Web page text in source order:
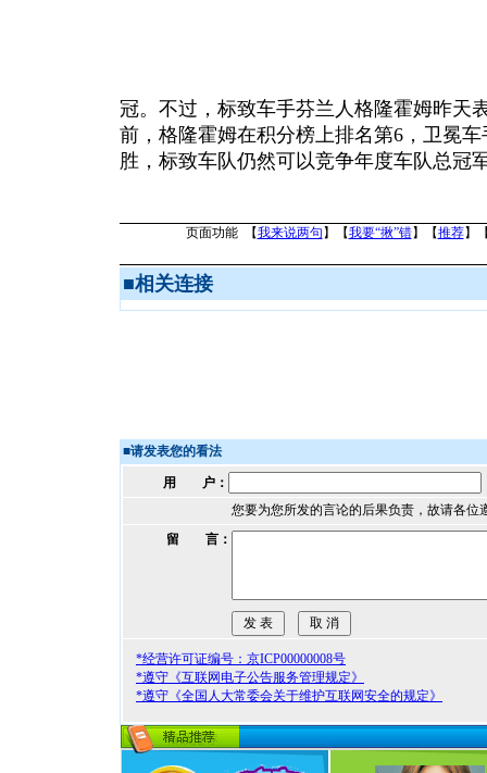
冠。不过，标致车手芬兰人格隆霍姆昨天
前，格隆霍姆在积分榜上排名第6，卫冕
胜，标致车队仍然可以竞争年度车队总冠
页面功能 【我来说两句 】【我要“揪”错】【推荐】
■相关连接
■请发表您的看法
用 户：
您要为您所发的言论的后果负责，故请各位
留 言：
*经营许可证编号：京ICP00000008号
*遵守《互联网电子公告服务管理规定》
*遵守《全国人大常委会关于维护互联网安全的规定》